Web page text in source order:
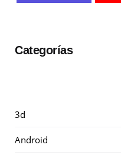
Categorías
3d
Android